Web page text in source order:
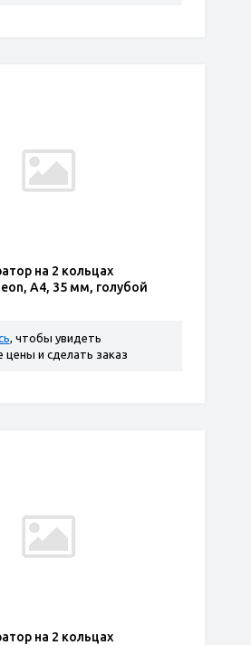
на 2 кольцах
А4, 35 мм, голубой
, чтобы увидеть
цены и сделать заказ
на 2 кольцах